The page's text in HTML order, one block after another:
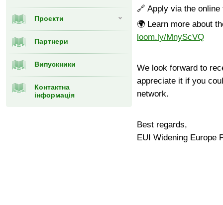
Проєкти
Партнери
Випускники
Контактна
інформація
🔗 Apply via the
🌍 Learn more about
loom.ly/MnyScVQ
We look forward to
appreciate it if you
network.
Best regards,
EUI Widening Europe